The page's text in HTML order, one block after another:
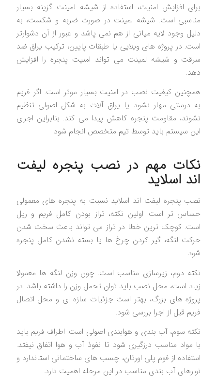
برای افزایش امنیت، استفاده از شیشه لمینت گزینه بسیار
مناسبی است. شیشه لمینت در صورت ضربه و شکست، به
دلیل وجود لایه میانی از هم نمی پاشد و عبور از آن دشوارتر
است. در پروژه های ویلایی یا طبقات پایین، ترکیب یراق ضد
سرقت و شیشه لمینت می تواند امنیت پنجره را افزایش
دهد.
همچنین کیفیت نصب در امنیت بسیار موثر است. اگر فریم
به درستی مهار نشود یا یراق آلات به شکل اصولی تنظیم
نشوند، مقاومت پنجره کاهش پیدا می کند. بنابراین اجرای
این سیستم باید توسط تیم متخصص انجام شود.
نکات مهم در نصب پنجره لیفت
اند اسلاید
نصب پنجره لیفت اند اسلاید نسبت به پنجره های معمولی
حساس تر است. اولین نکته، تراز بودن کامل فریم و ریل
است. کوچک ترین خطا در تراز می تواند باعث سخت شدن
حرکت لنگه، گیر کردن چرخ ها یا بسته نشدن کامل پنجره
شود.
نکته دوم، زیرسازی مناسب است. چون وزن لنگه ها معمولا
زیاد است، محل نصب باید توان تحمل وزن را داشته باشد. در
پروژه های بزرگ، بهتر است جزئیات سازه ای و محل اتصال
فریم قبل از اجرا بررسی شود.
نکته سوم، آب بندی و هوابندی اصولی است. اطراف فریم باید
با مواد مناسب درزگیری شود تا نفوذ آب و هوا اتفاق نیفتد.
استفاده از فوم پلی اورتان، چسب های ساختمانی استاندارد و
نوارهای آب بندی مناسب در این مرحله اهمیت دارد.